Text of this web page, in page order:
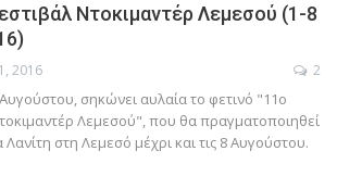
Ντοκιμαντέρ Λεμεσού (1-8
2016 2
σηκώνει αυλαία το φετινό "11o
Λεμεσού", που θα πραγματοποιηθεί
στη Λεμεσό μέχρι και τις 8 Αυγούστου.